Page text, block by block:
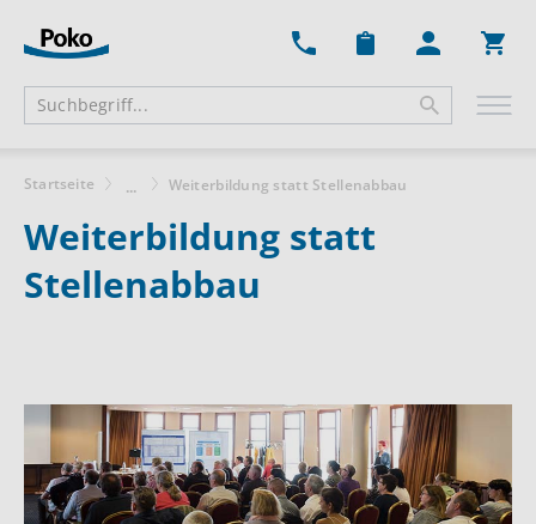
Startseite ... Weiterbildung statt Stellenabbau
Weiterbildung statt
Stellenabbau